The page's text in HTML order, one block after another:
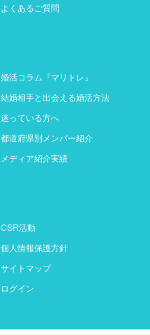
よくあるご質問
婚活コラム『マリトレ』
結婚相手と出会える婚活方法
迷っている方へ
都道府県別メンバー紹介
メディア紹介実績
CSR活動
個人情報保護方針
サイトマップ
ログイン